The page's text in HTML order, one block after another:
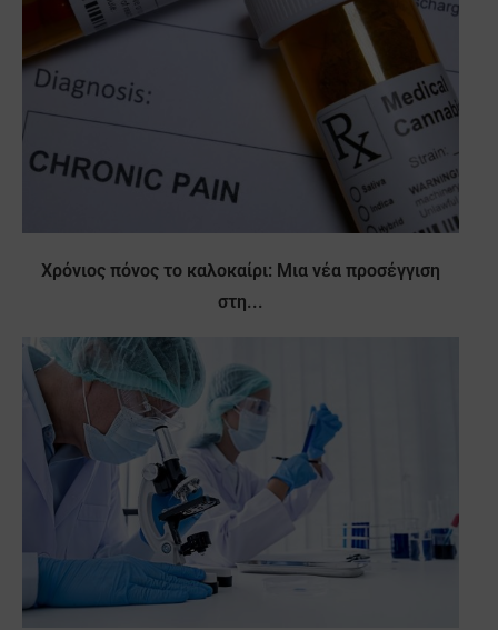
Χρόνιος πόνος το καλοκαίρι: Μια νέα προσέγγιση
στη...